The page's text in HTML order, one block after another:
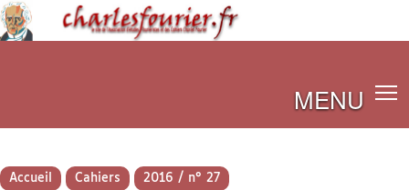
MENU
Accueil Cahiers 2016 / n° 27